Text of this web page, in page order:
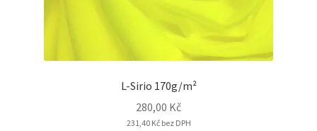
L-Sirio 170g/m²
280,00 Kč
231,40 Kčbez DPH